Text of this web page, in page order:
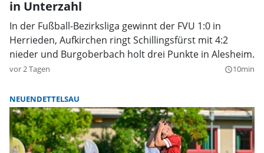
in Unterzahl
In der Fußball-Bezirksliga gewinnt der FVU 1:0 in
Herrieden, Aufkirchen ringt Schillingsfürst mit 4:2
nieder und Burgoberbach holt drei Punkte in Alesheim.
vor 2 Tagen query_builder10min
NEUENDETTELSAU